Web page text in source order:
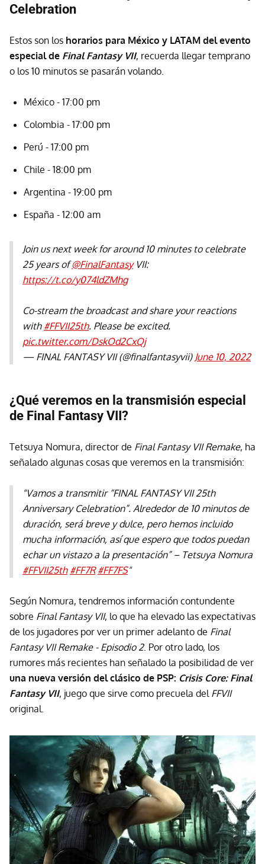
Celebration
Estos son los horarios para México y LATAM del evento
especial de Final Fantasy VII, recuerda llegar temprano
o los 10 minutos se pasarán volando.
México - 17:00 pm
Colombia - 17:00 pm
Perú - 17:00 pm
Chile - 18:00 pm
Argentina - 19:00 pm
España - 12:00 am
Join us next week for around 10 minutes to celebrate
25 years of@FinalFantasyVII:
https://t.co/y074ldZMhg
Co-stream the broadcast and share your reactions
with #FFVII25th. Please be excited.
pic.twitter.com/DskOd2CxQj
— FINAL FANTASY VII (@finalfantasyvii) June 10, 2022
¿Qué veremos en la transmisión especial
de Final Fantasy VII?
Tetsuya Nomura, director de Final Fantasy VII Remake, ha
señalado algunas cosas que veremos en la transmisión:
"Vamos a transmitir “FINAL FANTASY VII 25th
Anniversary Celebration”. Alrededor de 10 minutos de
duración, será breve y dulce, pero hemos incluido
mucha información, así que espero que todos puedan
echar un vistazo a la presentación” – Tetsuya Nomura
#FFVII25th #FF7R #FF7FS"
Según Nomura, tendremos información contundente
sobre Final Fantasy VII, lo que ha elevado las expectativas
de los jugadores por ver un primer adelanto de Final
Fantasy VII Remake - Episodio 2. Por otro lado, los
rumores más recientes han señalado la posibilidad de ver
una nueva versión del clásico de PSP: Crisis Core: Final
Fantasy VII, juego que sirve como precuela del FFVII
original.